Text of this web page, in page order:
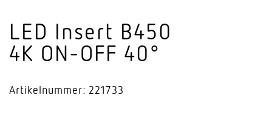
LED Insert B450
4K ON-OFF 40°
Artikelnummer: 221733